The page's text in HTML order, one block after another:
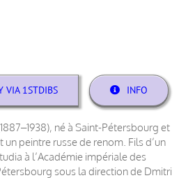
VIA 1STDIBS INFO
né à Saint-Pétersbourg et
peintre russe de renom. Fils d’un
à l’Académie impériale des
sous la direction de Dmitri